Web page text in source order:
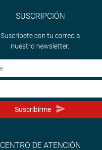
SUSCRIPCIÓN
Suscríbete con tu correo a
nuestro newsletter.
Suscribirme
CENTRO DE ATENCIÓN